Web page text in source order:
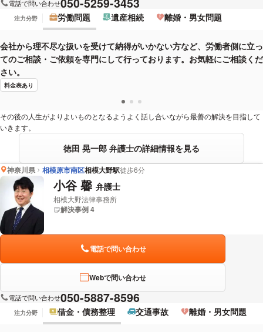
電話で問い合わせ
注力分野 労働問題 遺産相続 離婚・男女問題
会社から理不尽な扱いを受けて納得がいかない方など、労働者側に立っ
てのご相談・ご依頼を専門にして行っております。お気軽にご相談くだ
さい。
料金表あり
その後の人生がよりよいものとなるようよく話し合いながら最善の解決を目指して
いきます。
徳田 晃一郎 弁護士の詳細情報を見る
神奈川県 相模原市南区相模大野駅徒歩6分
小谷 馨 弁護士
相模大野法律事務所
解決事例 4
電話で問い合わせ
Webで問い合わせ
電話で問い合わせ050-5887-8596
注力分野 借金・債務整理 交通事故 離婚・男女問題